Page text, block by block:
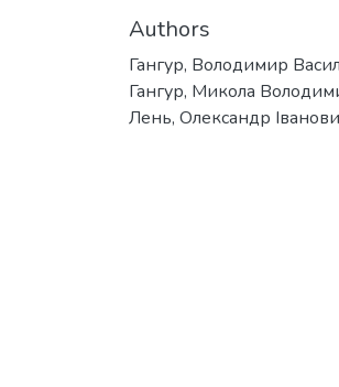
Authors
Гангур, Володимир
Гангур, Микола
Лень, Олександр